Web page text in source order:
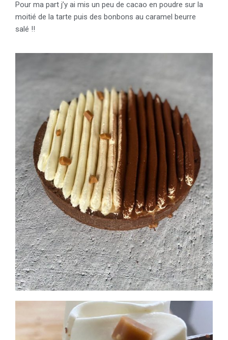
Pour ma part j’y ai mis un peu de cacao en poudre sur la
moitié de la tarte puis des bonbons au caramel beurre
salé !!